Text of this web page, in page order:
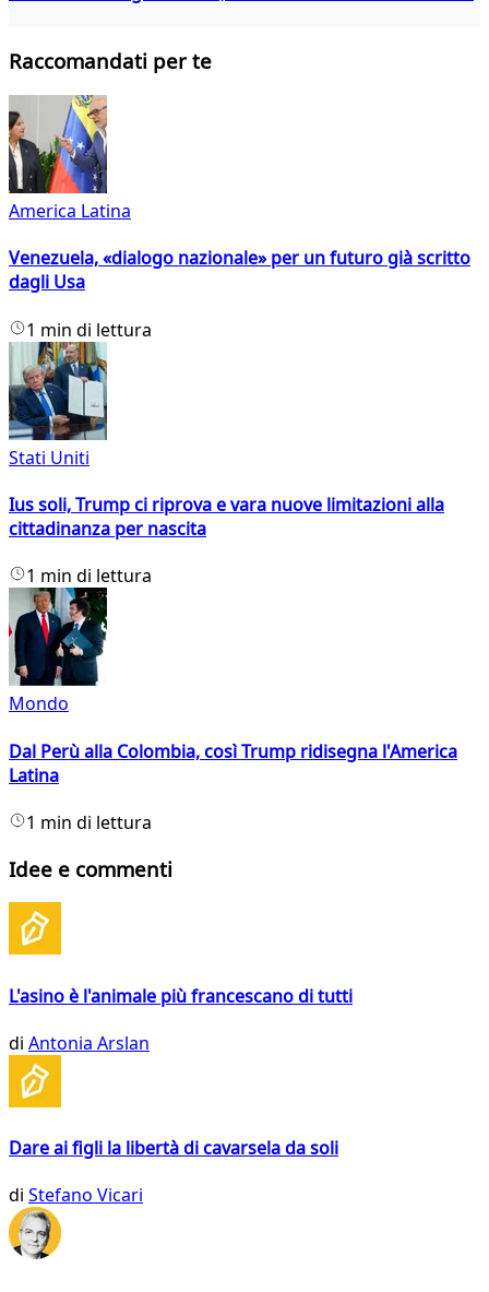
Raccomandati per te
America Latina
Venezuela, «dialogo nazionale» per un futuro già scritto
dagli Usa
1 min di lettura
Stati Uniti
Ius soli, Trump ci riprova e vara nuove limitazioni alla
cittadinanza per nascita
1 min di lettura
Mondo
Dal Perù alla Colombia, così Trump ridisegna l'America
Latina
1 min di lettura
Idee e commenti
L'asino è l'animale più francescano di tutti
di Antonia Arslan
Dare ai figli la libertà di cavarsela da soli
di Stefano Vicari